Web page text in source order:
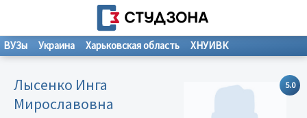
ВУЗы Украина Харьковская область ХНУИВК
5.0
Лысенко Инга
Мирославовна